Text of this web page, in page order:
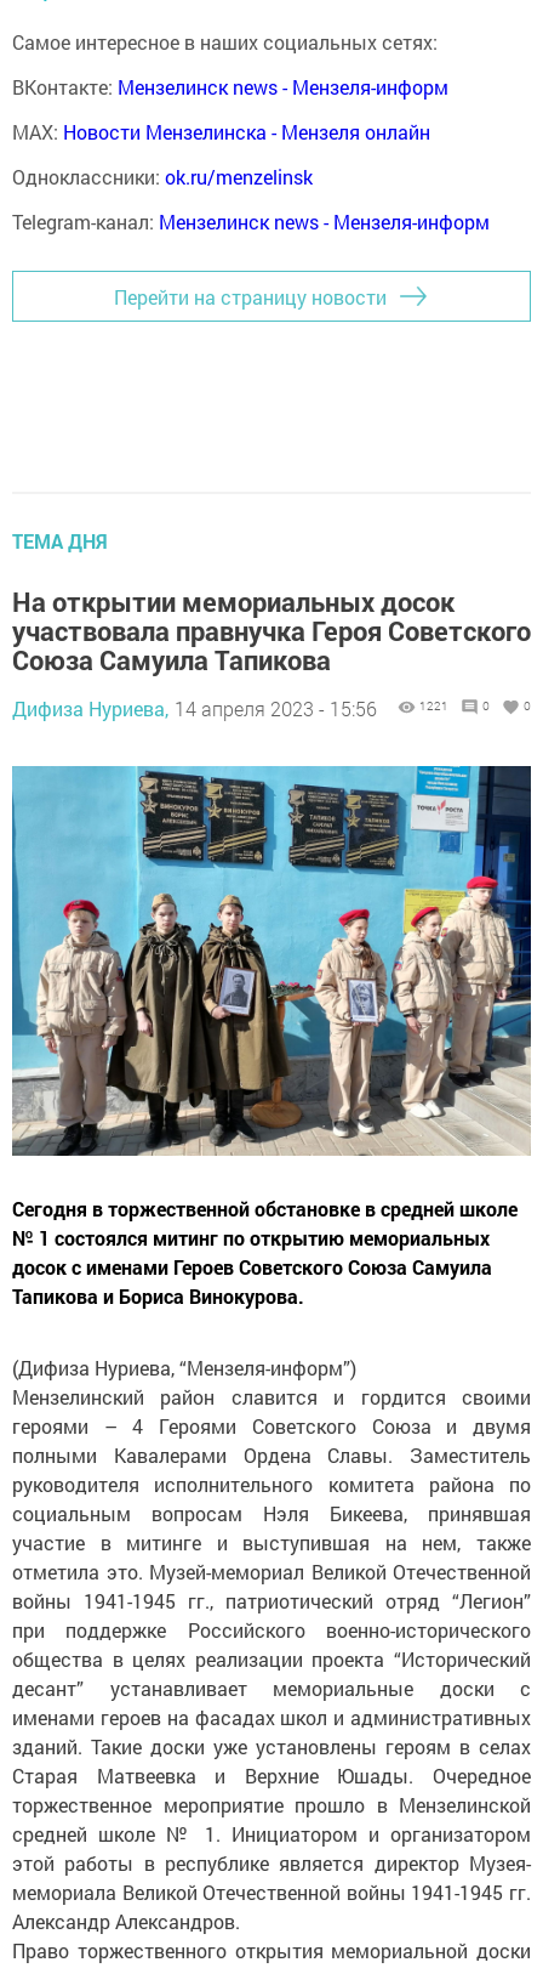
Самое интересное в наших социальных сетях:
ВКонтакте: Мензелинск news - Мензеля-информ
MAX: Новости Мензелинска - Мензеля онлайн
Одноклассники: ok.ru/menzelinsk
Telegram-канал: Мензелинск news - Мензеля-информ
Перейти на страницу новости
ТЕМА ДНЯ
На открытии мемориальных досок
участвовала правнучка Героя Советского
Союза Самуила Тапикова
Дифиза Нуриева, 14 апреля 2023 - 15:56 1221 0 0
Сегодня в торжественной обстановке в средней школе
№ 1 состоялся митинг по открытию мемориальных
досок с именами Героев Советского Союза Самуила
Тапикова и Бориса Винокурова.
(Дифиза Нуриева, “Мензеля-информ”)
Мензелинский район славится и гордится своими
героями – 4 Героями Советского Союза и двумя
полными Кавалерами Ордена Славы. Заместитель
руководителя исполнительного комитета района по
социальным вопросам Нэля Бикеева, принявшая
участие в митинге и выступившая на нем, также
отметила это. Музей-мемориал Великой Отечественной
войны 1941-1945 гг., патриотический отряд “Легион”
при поддержке Российского военно-исторического
общества в целях реализации проекта “Исторический
десант” устанавливает мемориальные доски с
именами героев на фасадах школ и административных
зданий. Такие доски уже установлены героям в селах
Старая Матвеевка и Верхние Юшады. Очередное
торжественное мероприятие прошло в Мензелинской
средней школе № 1. Инициатором и организатором
этой работы в республике является директор Музея-
мемориала Великой Отечественной войны 1941-1945 гг.
Александр Александров.
Право торжественного открытия мемориальной доски